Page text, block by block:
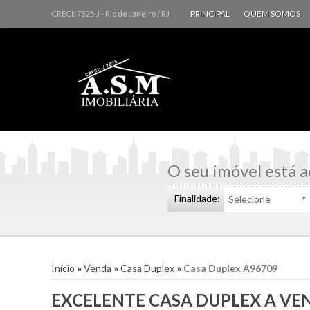
CRECI: 7825-J - Rio de Janeiro / RJ PRINCIPAL QUEM SOMOS
O seu imóvel está
Finalidade:
Início » Venda » Casa Duplex» Casa Duplex A96709
EXCELENTE CASA DUPLEX A